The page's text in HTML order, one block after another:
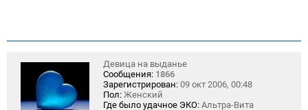
Девица на выданье
Сообщения: 1866
Зарегистрирован: 09 окт 2006, 00:48
Пол: Женский
Где было удачное ЭКО: Альтра-Вита